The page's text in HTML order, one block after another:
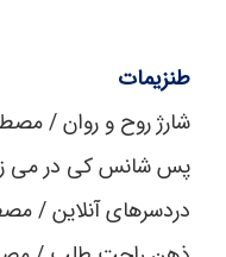
طنزیمات
شارژ روح و روان /
پس شانس کی در می
دردسرهای آنلاین /